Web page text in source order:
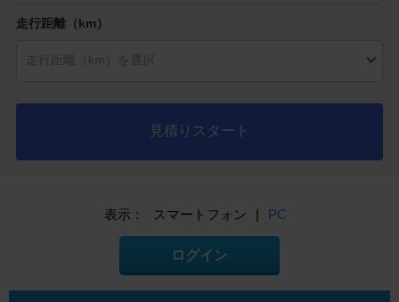
走行距離（km）
見積りスタート
表示： スマートフォン | PC
ログイン